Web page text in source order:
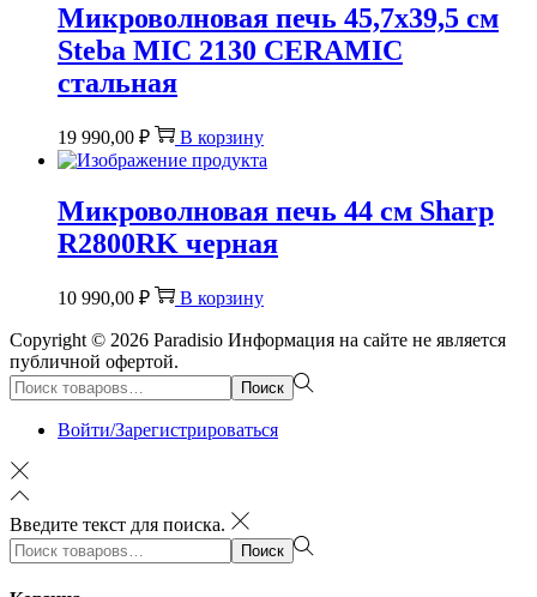
Микроволновая печь 45,7х39,5 см
Steba MIC 2130 CERAMIC
стальная
19 990,00 ₽ В корзину
Микроволновая печь 44 см Sharp
R2800RK черная
10 990,00 ₽ В корзину
Copyright © 2026 Paradisio Информация на сайте не является
публичной офертой.
Поиск:>
Поиск
Войти/Зарегистрироваться
Введите текст для поиска.
Поиск:>
Поиск